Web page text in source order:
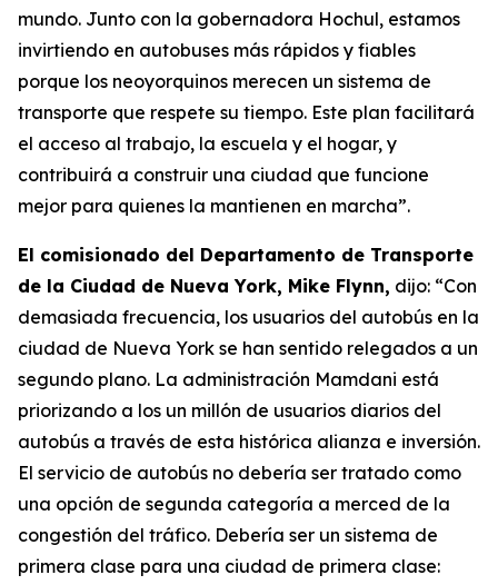
mundo. Junto con la gobernadora Hochul, estamos
invirtiendo en autobuses más rápidos y fiables
porque los neoyorquinos merecen un sistema de
transporte que respete su tiempo. Este plan facilitará
el acceso al trabajo, la escuela y el hogar, y
contribuirá a construir una ciudad que funcione
mejor para quienes la mantienen en marcha”.
El comisionado del Departamento de Transporte
de la Ciudad de Nueva York, Mike Flynn, dijo: “Con
demasiada frecuencia, los usuarios del autobús en la
ciudad de Nueva York se han sentido relegados a un
segundo plano. La administración Mamdani está
priorizando a los un millón de usuarios diarios del
autobús a través de esta histórica alianza e inversión.
El servicio de autobús no debería ser tratado como
una opción de segunda categoría a merced de la
congestión del tráfico. Debería ser un sistema de
primera clase para una ciudad de primera clase: